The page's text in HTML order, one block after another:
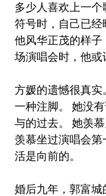
多少人喜欢上一
符号时，自己已
他风华正茂的样
场演唱会时，他或
方媛的遗憾很真实
一种注脚。 她没
与的过去。 她羡
羡慕坐过演唱会
活是向前的。
婚后九年，郭富城